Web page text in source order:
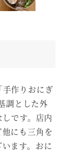
作りおにぎ
調とした外
です。店内
にも三角を
ます。おに